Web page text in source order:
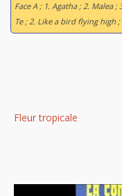
Face A ; 1. Agatha ; 2. Malea
Te ; 2. Like a bird flying high
Fleur tropicale